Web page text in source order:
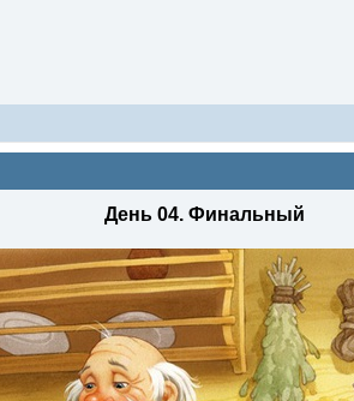
День 04. Финальный